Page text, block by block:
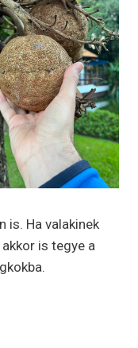
is. Ha valakinek
is tegye a